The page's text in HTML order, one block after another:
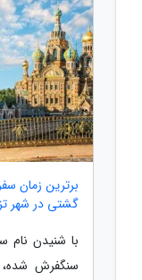
برترین زمان
گشتی در شهر
با شنیدن نام
سنگفرش